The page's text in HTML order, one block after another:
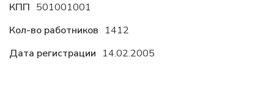
КПП 501001001
Кол-во работников 1412
Дата регистрации 14.02.2005